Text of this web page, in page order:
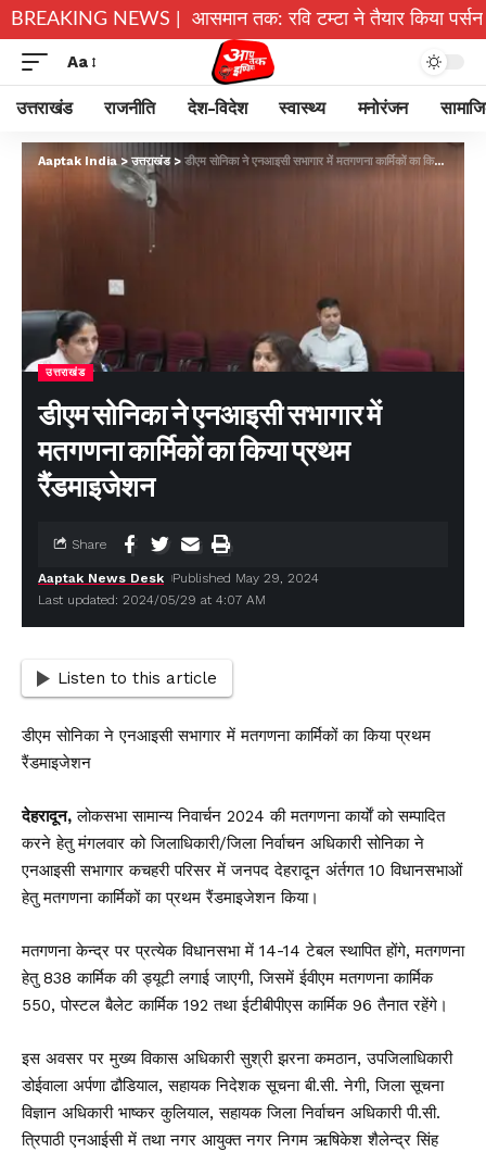
BREAKING NEWS |
अल्मोड़ा के गांव से आसमान तक: रवि टम्टा ने तैयार किया पर्सनल
Aa
उत्तराखंड राजनीति देश-विदेश स्वास्थ्य मनोरंजन
Aaptak India> उत्तराखंड> डीएम सोनिका ने एनआइसी सभागार में मतगणना कार्मिकों का किया प्रथम रैंडमाइजेशन
उत्तराखंड
डीएम सोनिका ने एनआइसी सभागार में
मतगणना कार्मिकों का किया प्रथम
रैंडमाइजेशन
Last updated: 2024/05/29 at 4:07 AM
Aaptak News Desk Published May 29, 2024
Share
Listen to this article
डीएम सोनिका ने एनआइसी सभागार में मतगणना कार्मिकों का किया प्रथम
रैंडमाइजेशन
देहरादून, लोकसभा सामान्य निवार्चन 2024 की मतगणना कार्याें को सम्पादित
करने हेतु मंगलवार को जिलाधिकारी/जिला निर्वाचन अधिकारी सोनिका ने
एनआइसी सभागार कचहरी परिसर में जनपद देहरादून अंर्तगत 10 विधानसभाओं
हेतु मतगणना कार्मिकों का प्रथम रैंडमाइजेशन किया।
मतगणना केन्द्र पर प्रत्येक विधानसभा में 14-14 टेबल स्थापित होंगे, मतगणना
हेतु 838 कार्मिक की ड्यूटी लगाई जाएगी, जिसमें ईवीएम मतगणना कार्मिक
550, पोस्टल बैलेट कार्मिक 192 तथा ईटीबीपीएस कार्मिक 96 तैनात रहेंगे।
इस अवसर पर मुख्य विकास अधिकारी सुश्री झरना कमठान, उपजिलाधिकारी
डोईवाला अर्पणा ढौडियाल, सहायक निदेशक सूचना बी.सी. नेगी, जिला सूचना
विज्ञान अधिकारी भाष्कर कुलियाल, सहायक जिला निर्वाचन अधिकारी पी.सी.
त्रिपाठी एनआईसी में तथा नगर आयुक्त नगर निगम ऋषिकेश शैलेन्द्र सिंह